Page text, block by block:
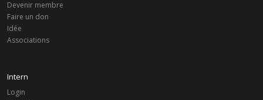
Devenir membre
Faire un don
Idée
Associations
Intern
Login